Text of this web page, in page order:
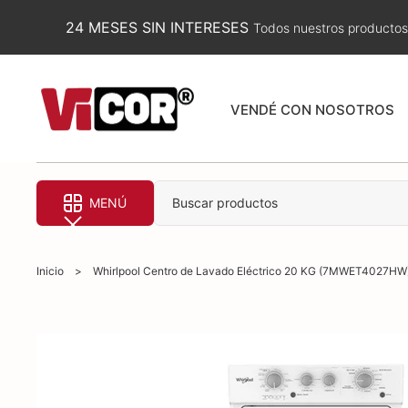
24 MESES SIN INTERESES Todos nuestros
VENDÉ CON NOSOTROS
MENÚ Buscar productos
Inicio > Whirlpool Centro de Lavado Eléctrico 20 KG